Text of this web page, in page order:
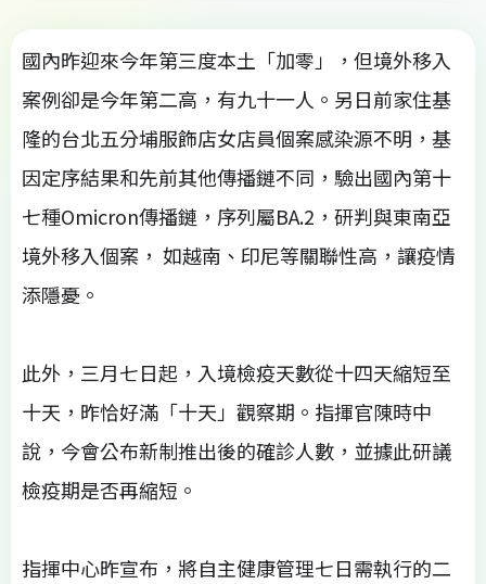
國內昨迎來今年第三度本土「加零」，但境外移入
案例卻是今年第二高，有九十一人。另日前家住基
隆的台北五分埔服飾店女店員個案感染源不明，基
因定序結果和先前其他傳播鏈不同，驗出國內第十
七種Omicron傳播鏈，序列屬BA.2，研判與東南亞
境外移入個案， 如越南、印尼等關聯性高，讓疫情
添隱憂。
此外，三月七日起，入境檢疫天數從十四天縮短至
十天，昨恰好滿「十天」觀察期。指揮官陳時中
說，今會公布新制推出後的確診人數，並據此研議
檢疫期是否再縮短。
指揮中心昨宣布，將自主健康管理七日需執行的二